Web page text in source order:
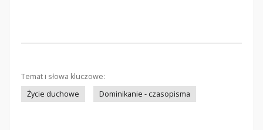
Temat i słowa kluczowe:
Życie duchowe
Dominikanie - czasopisma